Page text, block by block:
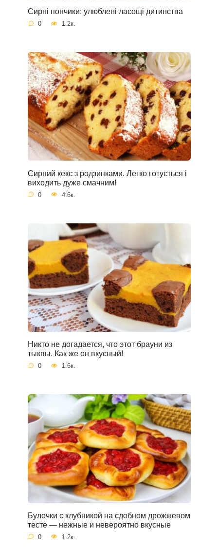
Сирні пончики: улюблені ласощі дитинства
0 1.2к.
Сирний кекс з родзинками. Легко готується і
виходить дуже смачним!
0 4.6к.
Никто не догадается, что этот брауни из
тыквы. Как же он вкусный!
0 1.6к.
Булочки с клубникой на сдобном дрожжевом
тесте — нежные и невероятно вкусные
0 1.2к.